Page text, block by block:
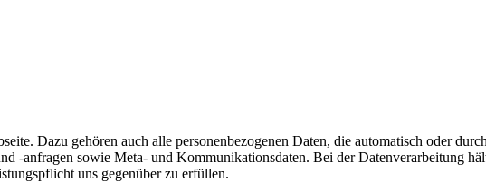
Dazu gehören auch alle personenbezogenen Daten, die automatisch oder
-anfragen sowie Meta- und Kommunikationsdaten. Bei der Datenverarbeitung
uns gegenüber zu erfüllen.